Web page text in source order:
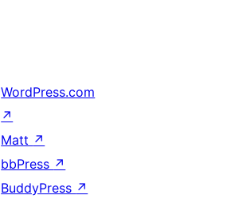
WordPress.com
↗
Matt ↗
bbPress ↗
BuddyPress ↗